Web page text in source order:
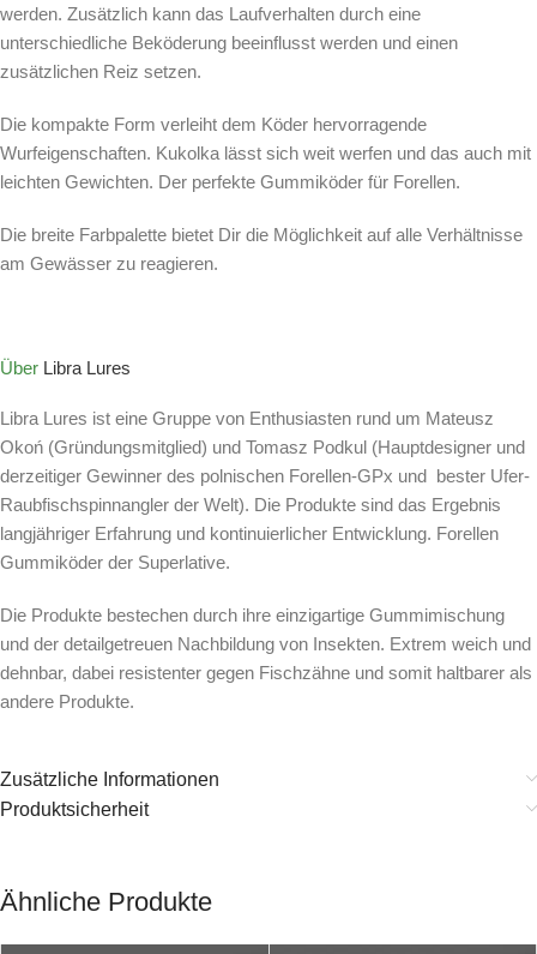
werden. Zusätzlich kann das Laufverhalten durch eine
unterschiedliche Beköderung beeinflusst werden und einen
zusätzlichen Reiz setzen.
Die kompakte Form verleiht dem Köder hervorragende
Wurfeigenschaften. Kukolka lässt sich weit werfen und das auch mit
leichten Gewichten. Der perfekte Gummiköder für Forellen.
Die breite Farbpalette bietet Dir die Möglichkeit auf alle Verhältnisse
am Gewässer zu reagieren.
Über Libra Lures
Libra Lures ist eine Gruppe von Enthusiasten rund um Mateusz
Okoń (Gründungsmitglied) und Tomasz Podkul (Hauptdesigner und
derzeitiger Gewinner des polnischen Forellen-GPx und bester Ufer-
Raubfischspinnangler der Welt). Die Produkte sind das Ergebnis
langjähriger Erfahrung und kontinuierlicher Entwicklung. Forellen
Gummiköder der Superlative.
Die Produkte bestechen durch ihre einzigartige Gummimischung
und der detailgetreuen Nachbildung von Insekten. Extrem weich und
dehnbar, dabei resistenter gegen Fischzähne und somit haltbarer als
andere Produkte.
Zusätzliche Informationen
Produktsicherheit
Ähnliche Produkte